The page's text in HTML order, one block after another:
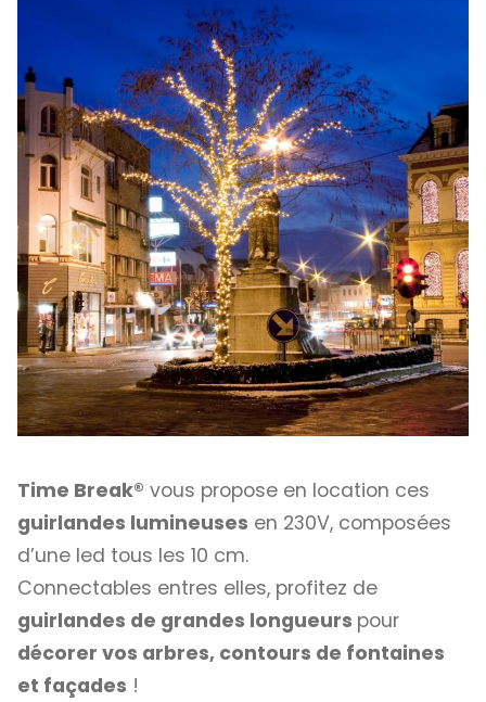
Time Break® vous propose en location ces
guirlandes lumineuses en 230V, composées
d’une led tous les 10 cm.
Connectables entres elles, profitez de
guirlandes de grandes longueurs pour
décorer vos arbres, contours de fontaines
et façades !